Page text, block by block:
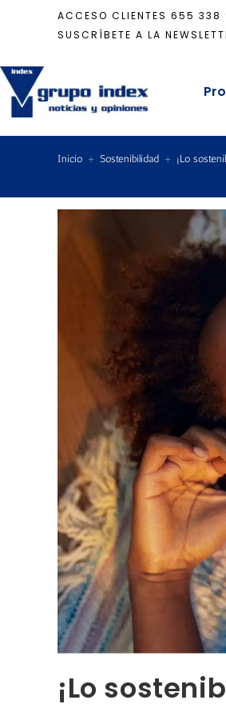
ACCESO CLIENTES 655 338
SUSCRÍBETE A LA
Inicio + Sostenibilidad + ¡Lo
¡Lo